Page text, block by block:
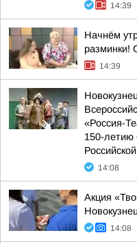
14:39
Начнём
разминки!
14:39
«Россия-
150-летию
14:08
Акция
14:08